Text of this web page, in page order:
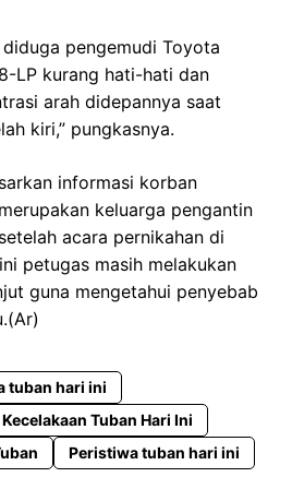
pengemudi Toyota
LP kurang hati-hati dan
arah didepannya saat
kiri,” pungkasnya.
informasi korban
keluarga pengantin
acara pernikahan di
petugas masih melakukan
guna mengetahui penyebab
tuban hari ini
Kecelakaan Tuban Hari Ini
Peristiwa tuban hari ini